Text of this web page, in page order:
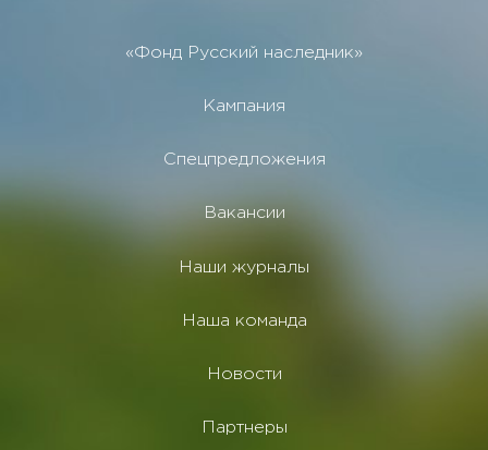
«Фонд Русский наследник»
Кампания
Спецпредложения
Вакансии
Наши журналы
Наша команда
Новости
Партнеры